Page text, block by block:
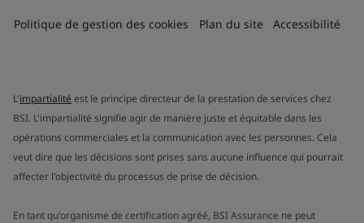
Politique de gestion des cookies Plan du site Accessibilité
L'impartialité est le principe directeur de la prestation de services chez
BSI. L'impartialité signifie agir de manière juste et équitable dans les
opérations commerciales et la communication avec les personnes. Cela
veut dire que les décisions sont prises sans aucune influence qui pourrait
affecter l'objectivité du processus de prise de décision.
En tant qu'organisme de certification agréé, BSI Assurance ne peut